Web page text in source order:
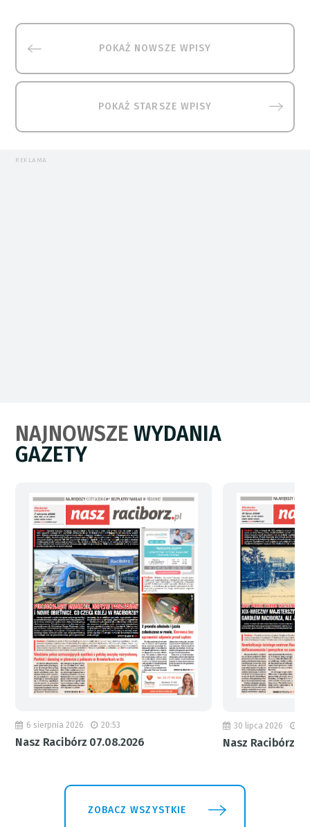
POKAŻ NOWSZE WPISY
POKAŻ STARSZE WPISY
REKLAMA
NAJNOWSZEWYDANIA
GAZETY
6 sierpnia 2026 20:53
Nasz Racibórz 07.08.2026
30 lipca 2026
Nasz Racibórz
ZOBACZ WSZYSTKIE